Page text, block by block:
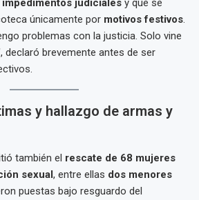
únicamente por motivos festivos
problemas con la justicia. Solo vine
declaró brevemente antes de ser
y hallazgo de armas y
también el rescate de 68 mujeres
sexual, entre ellas dos menores
puestas bajo resguardo del